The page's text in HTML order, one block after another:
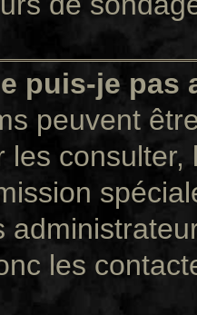
puis-je pas
peuvent
les
les